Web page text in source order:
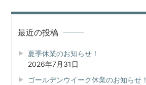
最近の投稿
夏季休業のお知らせ！
2026年7月31日
ゴールデンウイーク休業のお知らせ！